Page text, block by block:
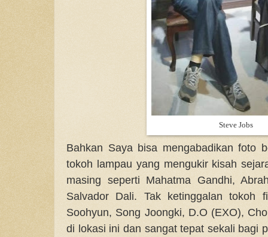
Steve Jobs
Bahkan Saya bisa mengabadikan foto
tokoh lampau yang mengukir kisah
masing seperti Mahatma Gandhi,
Salvador Dali. Tak ketinggalan tokoh
Soohyun, Song Joongki, D.O (EXO),
di lokasi ini dan sangat tepat sekali bagi